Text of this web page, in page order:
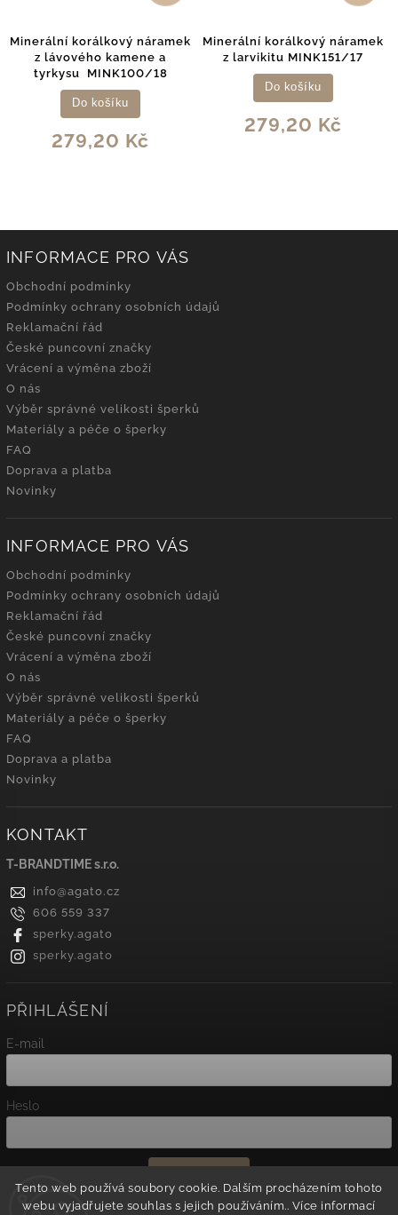
Tento web používá soubory cookie. Dalším procházením tohoto
webu vyjadřujete souhlas s jejich používáním.. Více informací
Minerální korálkový náramek
z lávového kamene a
tyrkysu MINK100/18
279,20 Kč
Do košíku
Minerální korálkový náramek
z larvikitu MINK151/17
279,20 Kč
Do košíku
INFORMACE PRO VÁS
Obchodní podmínky
Podmínky ochrany osobních údajů
Reklamační řád
České puncovní značky
Vrácení a výměna zboží
O nás
Výběr správné velikosti šperků
Materiály a péče o šperky
FAQ
Doprava a platba
Novinky
INFORMACE PRO VÁS
Obchodní podmínky
Podmínky ochrany osobních údajů
Reklamační řád
České puncovní značky
Vrácení a výměna zboží
O nás
Výběr správné velikosti šperků
Materiály a péče o šperky
FAQ
Doprava a platba
Novinky
KONTAKT
T-BRANDTIME s.r.o.
info@agato.cz
606 559 337
sperky.agato
sperky.agato
PŘIHLÁŠENÍ
E-mail
Heslo
Nová registrace